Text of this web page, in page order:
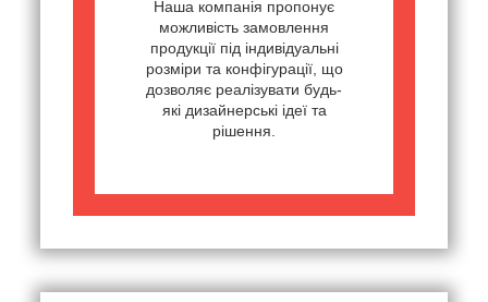
Наша компанія пропонує
можливість замовлення
продукції під індивідуальні
розміри та конфігурації, що
дозволяє реалізувати будь-
які дизайнерські ідеї та
рішення.